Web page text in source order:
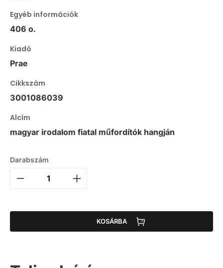
Egyéb információk
406 o.
Kiadó
Prae
Cikkszám
3001086039
Alcím
magyar irodalom fiatal műfordítók hangján
Darabszám
KOSÁRBA